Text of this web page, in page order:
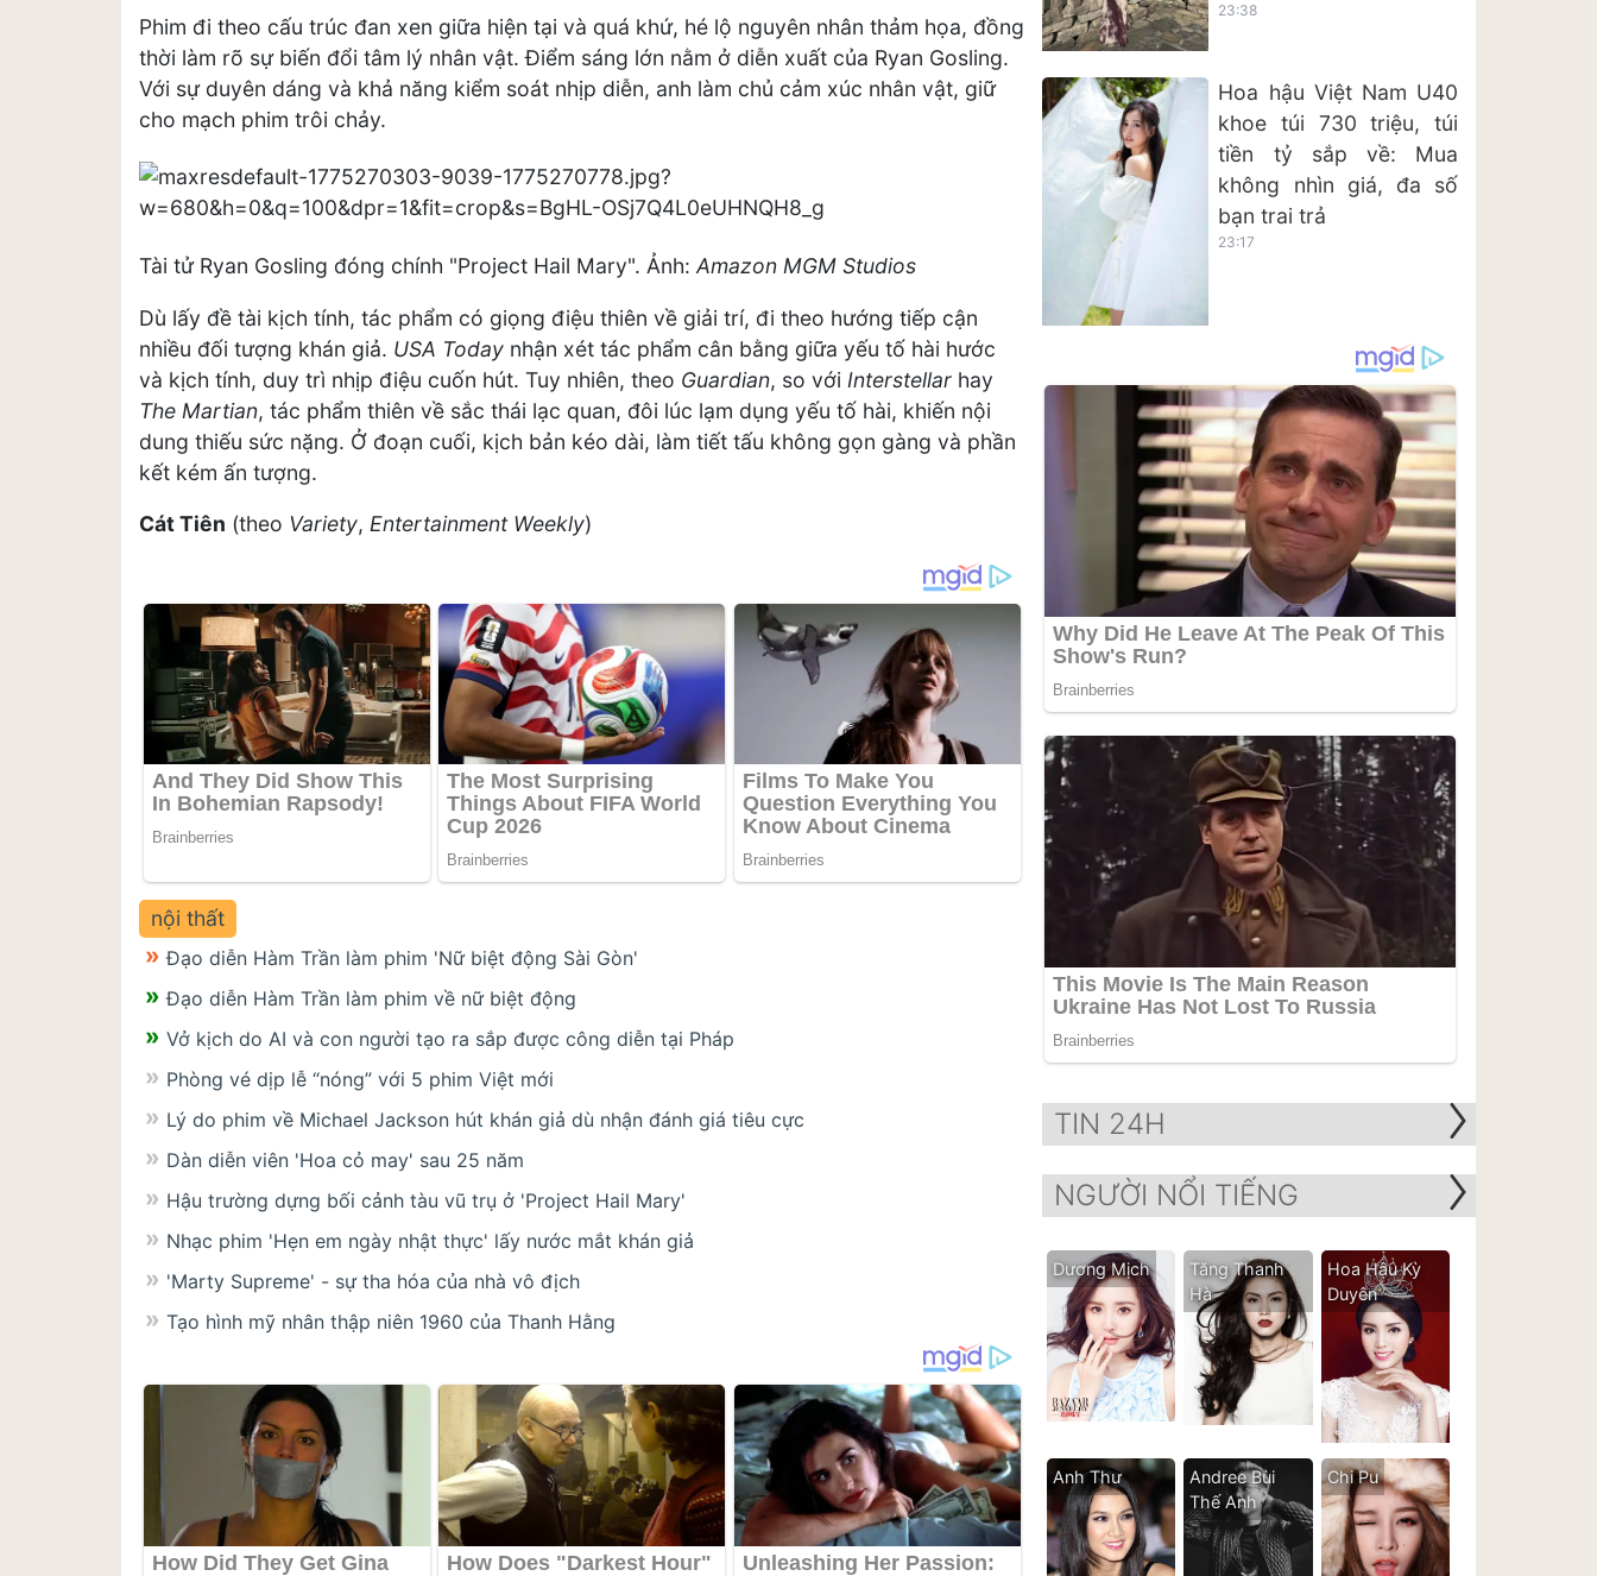
Phim đi theo cấu trúc đan xen giữa hiện tại và quá khứ, hé lộ nguyên nhân thảm họa, đồng
thời làm rõ sự biến đổi tâm lý nhân vật. Điểm sáng lớn nằm ở diễn xuất của Ryan Gosling.
Với sự duyên dáng và khả năng kiểm soát nhịp diễn, anh làm chủ cảm xúc nhân vật, giữ
cho mạch phim trôi chảy.
Tài tử Ryan Gosling đóng chính "Project Hail Mary". Ảnh: Amazon MGM Studios
Dù lấy đề tài kịch tính, tác phẩm có giọng điệu thiên về giải trí, đi theo hướng tiếp cận
nhiều đối tượng khán giả. USA Today nhận xét tác phẩm cân bằng giữa yếu tố hài hước
và kịch tính, duy trì nhịp điệu cuốn hút. Tuy nhiên, theo Guardian, so với Interstellar hay
The Martian, tác phẩm thiên về sắc thái lạc quan, đôi lúc lạm dụng yếu tố hài, khiến nội
dung thiếu sức nặng. Ở đoạn cuối, kịch bản kéo dài, làm tiết tấu không gọn gàng và phần
kết kém ấn tượng.
Cát Tiên (theo Variety, Entertainment Weekly)
nội thất
Đạo diễn Hàm Trần làm phim 'Nữ biệt động Sài Gòn'
Đạo diễn Hàm Trần làm phim về nữ biệt động
Vở kịch do AI và con người tạo ra sắp được công diễn tại Pháp
Phòng vé dịp lễ “nóng” với 5 phim Việt mới
Lý do phim về Michael Jackson hút khán giả dù nhận đánh giá tiêu cực
Dàn diễn viên 'Hoa cỏ may' sau 25 năm
Hậu trường dựng bối cảnh tàu vũ trụ ở 'Project Hail Mary'
Nhạc phim 'Hẹn em ngày nhật thực' lấy nước mắt khán giả
'Marty Supreme' - sự tha hóa của nhà vô địch
Tạo hình mỹ nhân thập niên 1960 của Thanh Hằng
23:38
Hoa hậu Việt Nam U40
khoe túi 730 triệu, túi
tiền tỷ sắp về: Mua
không nhìn giá, đa số
bạn trai trả
23:17
TIN 24H
NGƯỜI NỔI TIẾNG
Dương Mịch
Tăng Thanh
Hà
Hoa Hậu Kỳ
Duyên
Anh Thư
Andree Bùi
Thế Anh
Chi Pu